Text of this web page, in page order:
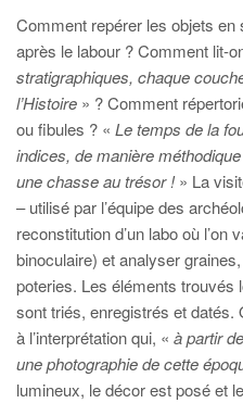
Comment repérer les objets
après le labour ? Comment lit-
stratigraphiques, chaque
l’Histoire » ? Comment
ou fibules ? « Le temps de la
indices, de manière
une chasse au trésor !» La
– utilisé par l’équipe des
reconstitution d’un labo où l’on
binoculaire) et analyser
poteries. Les éléments trouvés
sont triés, enregistrés et datés.
à l’interprétation qui, « à partir
une photographie de cette
lumineux, le décor est posé et